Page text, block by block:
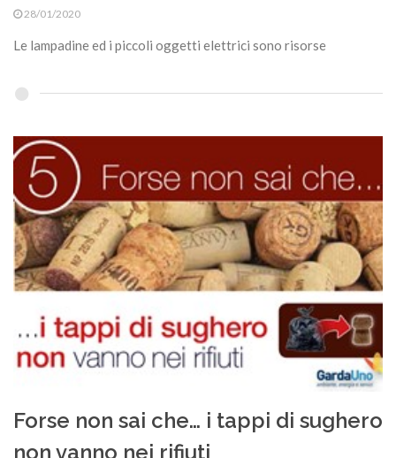
28/01/2020
Le lampadine ed i piccoli oggetti elettrici sono risorse
Forse non sai che… i tappi di sughero
non vanno nei rifiuti